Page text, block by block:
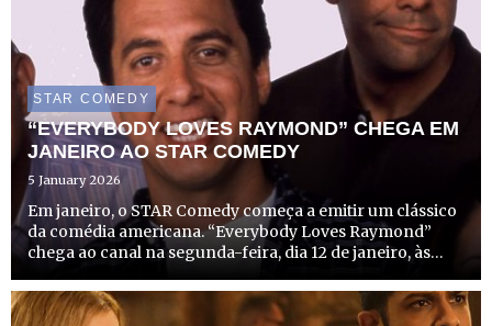
STAR COMEDY
“EVERYBODY LOVES RAYMOND” CHEGA EM
JANEIRO AO STAR COMEDY
5 January 2026
Em janeiro, o STAR Comedy começa a emitir um clássico
da comédia americana. “Everybody Loves Raymond”
chega ao canal na segunda-feira, dia 12 de janeiro, às
o quotidiano hilariante de Ray Barone (Ray Romano), um
jorna...